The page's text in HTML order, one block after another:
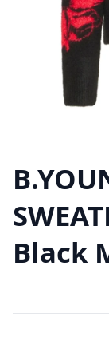
Black